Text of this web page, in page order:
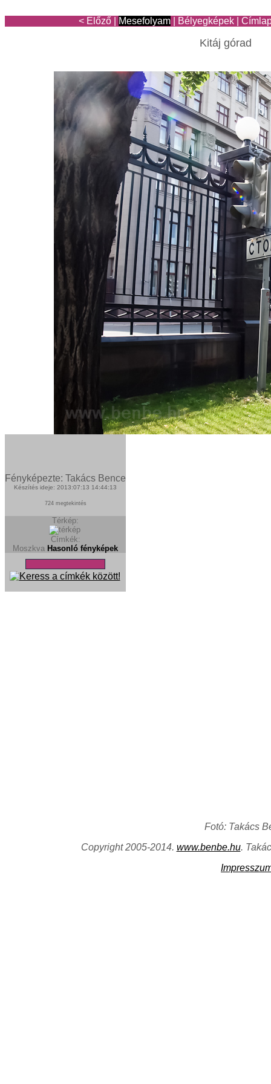
< Előző Mesefolyam Bélyegképek
Kitáj górad
Fényképezte: Takács Bence
Készítés ideje: 2013:07:13 14:44:13
724 megtekintés
Térkép:
Címkék:
Moszkva Hasonló fényképek
Fotó: Takács
Copyright 2005-2014. www.benbe.hu.